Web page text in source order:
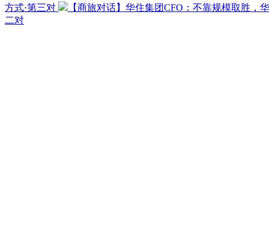
方式·第三对
【商旅对话】华住集团CFO：不靠规模取胜，
二对